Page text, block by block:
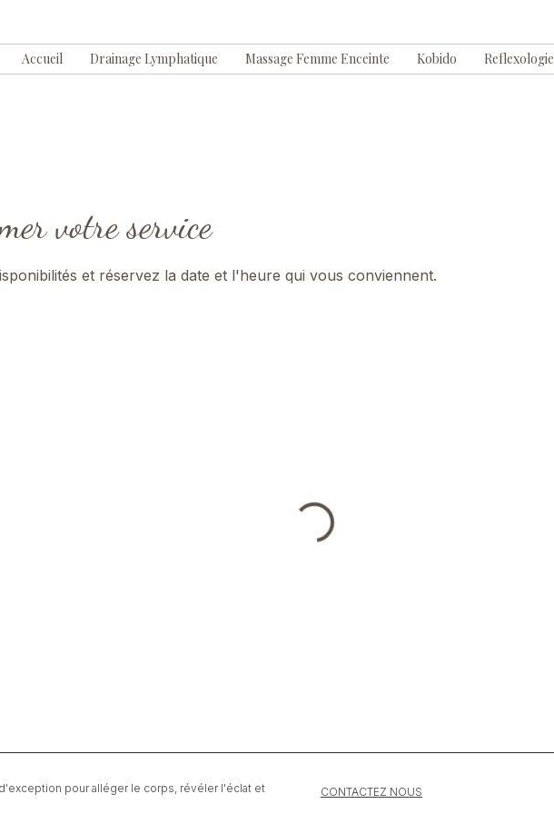
Accueil Drainage Lymphatique Massage Femme Enceinte Kobido Reflexologie
votre service
et réservez la date et l'heure qui vous conviennent.
d'exception pour alléger le corps, révéler l'éclat et
CONTACTEZ NOUS